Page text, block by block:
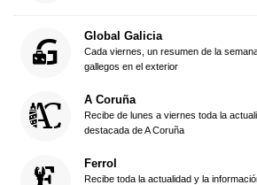
Global Galicia
Cada viernes, un resumen de la
gallegos en el exterior
A Coruña
Recibe de lunes a viernes toda la
destacada de A Coruña
Ferrol
Recibe toda la actualidad y la